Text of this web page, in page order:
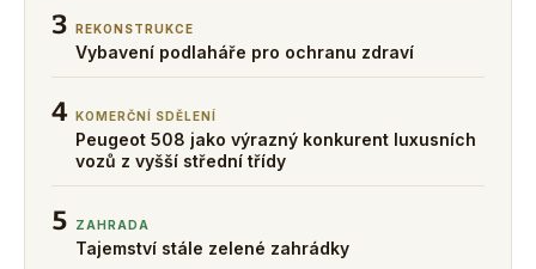
3 REKONSTRUKCE
Vybavení podlaháře pro ochranu zdraví
4 KOMERČNÍ SDĚLENÍ
Peugeot 508 jako výrazný konkurent luxusních
vozů z vyšší střední třídy
5 ZAHRADA
Tajemství stále zelené zahrádky